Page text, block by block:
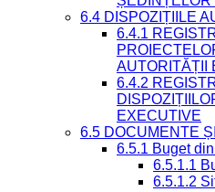
6.4 DISPOZIȚIILE
6.4.1
AUTORITĂȚII
6.4.2
EXECUTIVE
6.5 DOCUMENTE
6.5.1 Buget
6.5.1.1
6.5.1.2